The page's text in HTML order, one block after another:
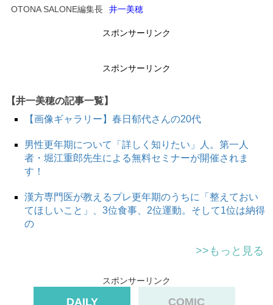
OTONA SALONE編集長 井一美穂
スポンサーリンク
スポンサーリンク
【井一美穂の記事一覧】
【画像ギャラリー】春日郁代さんの20代
男性更年期について「詳しく知りたい」人。第一人
者・堀江重郎先生による無料セミナーが開催されま
す！
漢方専門医が教えるプレ更年期のうちに「整えておい
てほしいこと」、3位食事、2位運動。そして1位は納得
の
>>もっと見る
スポンサーリンク
DAILY COMIC